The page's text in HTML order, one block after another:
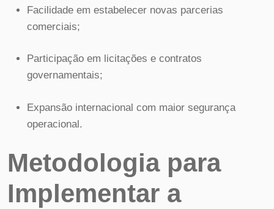
Facilidade em estabelecer novas parcerias
comerciais;
Participação em licitações e contratos
governamentais;
Expansão internacional com maior segurança
operacional.
Metodologia para
Implementar a